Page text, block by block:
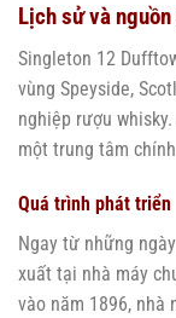
Lịch sử và
Singleton 12
vùng Speyside,
nghiệp rượu
một trung tâm
Quá trình phát triển
Ngay từ những
xuất tại nhà máy
vào năm 1896, nhà